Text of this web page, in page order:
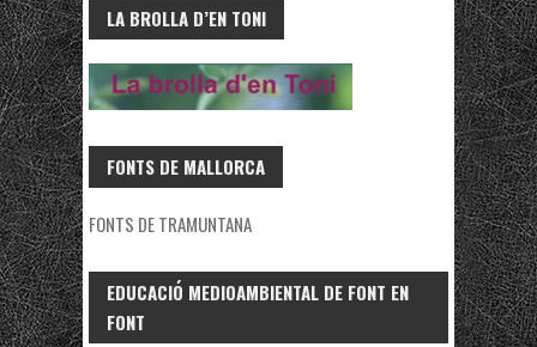
LA BROLLA D’EN TONI
FONTS DE MALLORCA
FONTS DE TRAMUNTANA
EDUCACIÓ MEDIOAMBIENTAL DE FONT EN
FONT